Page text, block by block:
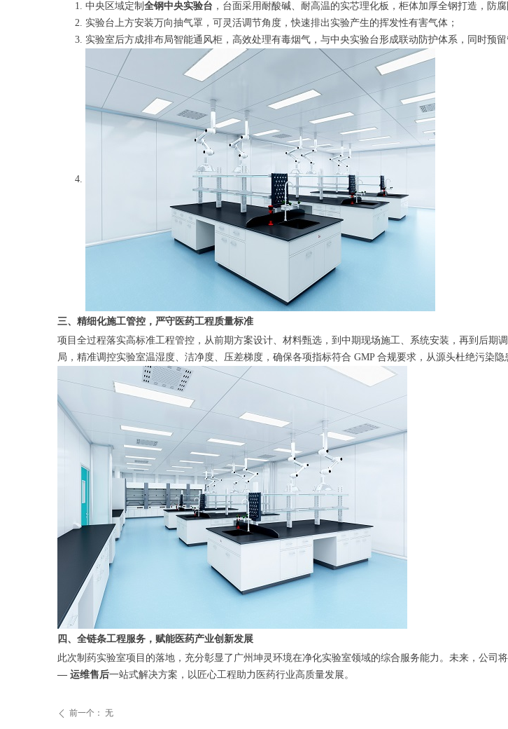
中央区域定制 全钢中央实验台 ，台面采用耐酸碱、耐高温的实芯理化板，柜体加厚全钢打造，防
实验台上方安装万向抽气罩，可灵活调节角度，快速排出实验产生的挥发性有害气体；
实验室后方成排布局智能通风柜，高效处理有毒烟气，与中央实验台形成联动防护体系，同时预
三、精细化施工管控，严守医药工程质量标准
项目全过程落实高标准工程管控，从前期方案设计、材料甄选，到中期现场施工、系统安装，再到后
局，精准调控实验室温湿度、洁净度、压差梯度，确保各项指标符合 GMP 合规要求，从源头杜绝污染
四、全链条工程服务，赋能医药产业创新发展
此次制药实验室项目的落地，充分彰显了广州坤灵环境在净化实验室领域的综合服务能力。未来，公司
— 运维售后一站式解决方案，以匠心工程助力医药行业高质量发展。
ꄴ 前一个： 无